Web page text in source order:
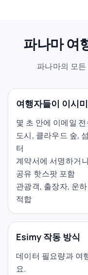
파나마 여
파나마의 모
여행자들이 이시
몇 초 안에 이메일
도시, 클라우드 숲,
터
계약서에 서명하거
공유 핫스팟 포함
관광객, 출장자, 운
적합
Esimy 작동 방식
데이터 필요량과 여
요.